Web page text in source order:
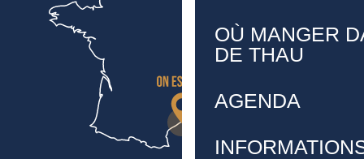
OÙ MANGER
DE THAU
AGENDA